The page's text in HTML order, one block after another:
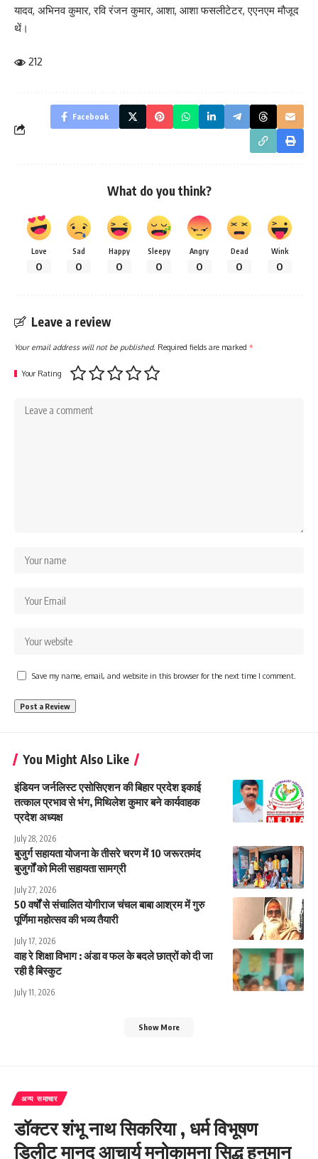
यादव, अभिनव कुमार, रवि रंजन कुमार, आशा, आशा फसलीटेटर, एएनएम मौजूद
थें।
212
Facebook
What do you think?
Love
0
Sad
0
Happy
0
Sleepy
0
Angry
0
Dead
0
Wink
0
Leave a review
Your email address will not be published. Required fields are marked *
Your Rating
Save my name, email, and website in this browser for the next time I comment.
You Might Also Like
इंडियन जर्नलिस्ट एसोसिएशन की बिहार प्रदेश इकाई
तत्काल प्रभाव से भंग, मिथिलेश कुमार बने कार्यवाहक
प्रदेश अध्यक्ष
July 28, 2026
बुजुर्ग सहायता योजना के तीसरे चरण में 10 जरूरतमंद
बुजुर्गों को मिली सहायता सामग्री
July 27, 2026
50 वर्षों से संचालित योगीराज चंचल बाबा आश्रम में गुरु
पूर्णिमा महोत्सव की भव्य तैयारी
July 17, 2026
वाह रे शिक्षा विभाग : अंडा व फल के बदले छात्रों को दी जा
रही है बिस्कुट
July 11, 2026
Show More
अन्य समाचार
डॉक्टर शंभू नाथ सिकरिया , धर्म विभूषण
डिलीट मानद आचार्य मनोकामना सिद्ध हनुमान